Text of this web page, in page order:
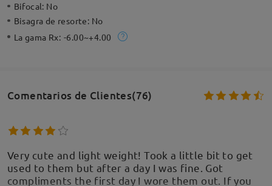
Bifocal: No
Bisagra de resorte: No
La gama Rx: -6.00~+4.00
Comentarios de Clientes(76)
Very cute and light weight! Took a little bit to get
used to them but after a day I was fine. Got
compliments the first day I wore them out. If you